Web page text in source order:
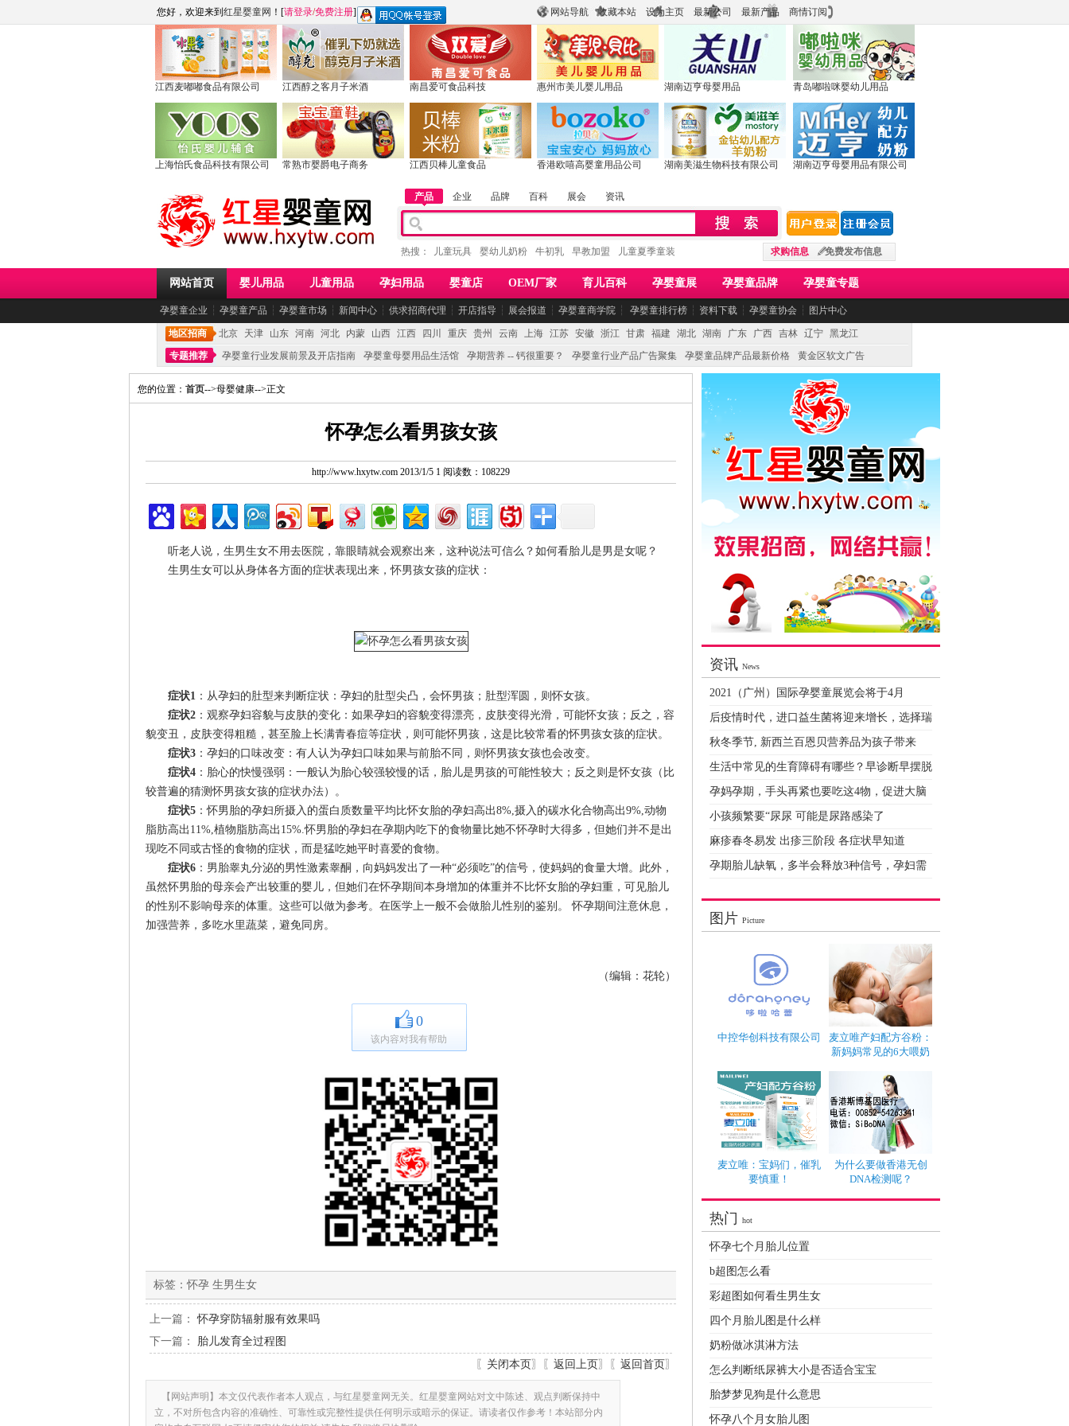
网站导航 收藏本站 设为主页 最新公司 最新产品 商情订阅
您好，欢迎来到 红星婴童网 ！[请登录/免费注册]
江西麦嘟嘟食品有限公司 江西醇之客月子米酒 南昌爱可食品科技 惠州市美儿婴儿用品 湖南迈亨母婴用品 青岛嘟啦咪婴幼儿用品
上海怡氏食品科技有限公司 常熟市婴爵电子商务 江西贝棒儿童食品 香港欧嘻高婴童用品公司 湖南美滋生物科技有限公司 湖南迈亨母婴用品有限公司
产品 企业 品牌 百科 展会 资讯
求购信息 免费发布信息
热搜： 儿童玩具 婴幼儿奶粉 牛初乳 早教加盟 儿童夏季童装
网站首页 婴儿用品 儿童用品 孕妇用品 婴童店 OEM厂家 育儿百科 孕婴童展 孕婴童品牌 孕婴童专题
孕婴童企业 ┆ 孕婴童产品 ┆ 孕婴童市场 ┆ 新闻中心 ┆ 供求招商代理 ┆ 开店指导 ┆ 展会报道 ┆ 孕婴童商学院 ┆ 孕婴童排行榜 ┆ 资料下载 ┆ 孕婴童协会 ┆ 图片中心
地区招商 北京 天津 山东 河南 河北 内蒙 山西 江西 四川 重庆 贵州 云南 上海 江苏 安徽 浙江 甘肃 福建 湖北 湖南 广东 广西 吉林 辽宁 黑龙江
专题推荐
孕婴童行业发展前景及开店指南 孕婴童母婴用品生活馆 孕期营养 -- 钙很重要？ 孕婴童行业产品广告聚集 孕婴童品牌产品最新价格 黄金区软文广告
您的位置： 首页-->母婴健康-->正文
怀孕怎么看男孩女孩
http://www.hxytw.com 2013/1/5 1 阅读数：108229
听老人说，生男生女不用去医院，靠眼睛就会观察出来，这种说法可信么？如何看胎儿是男是女呢？
生男生女可以从身体各方面的症状表现出来，怀男孩女孩的症状：
症状1 ：从孕妇的肚型来判断症状：孕妇的肚型尖凸，会怀男孩；肚型浑圆，则怀女孩。
症状2 ：观察孕妇容貌与皮肤的变化：如果孕妇的容貌变得漂亮，皮肤变得光滑，可能怀女孩；反之，容
貌变丑，皮肤变得粗糙，甚至脸上长满青春痘等症状，则可能怀男孩，这是比较常看的怀男孩女孩的症状。
症状3 ：孕妇的口味改变：有人认为孕妇口味如果与前胎不同，则怀男孩女孩也会改变。
症状4 ：胎心的快慢强弱：一般认为胎心较强较慢的话，胎儿是男孩的可能性较大；反之则是怀女孩（比
较普遍的猜测怀男孩女孩的症状办法）。
症状5 ：怀男胎的孕妇所摄入的蛋白质数量平均比怀女胎的孕妇高出8%,摄入的碳水化合物高出9%,动物
脂肪高出11%,植物脂肪高出15%.怀男胎的孕妇在孕期内吃下的食物量比她不怀孕时大得多，但她们并不是出
现吃不同或古怪的食物的症状，而是猛吃她平时喜爱的食物。
症状6 ：男胎睾丸分泌的男性激素睾酮，向妈妈发出了一种“必须吃”的信号，使妈妈的食量大增。此外，
虽然怀男胎的母亲会产出较重的婴儿，但她们在怀孕期间本身增加的体重并不比怀女胎的孕妇重，可见胎儿
的性别不影响母亲的体重。这些可以做为参考。在医学上一般不会做胎儿性别的鉴别。 怀孕期间注意休息，
加强营养，多吃水里蔬菜，避免同房。
（编辑：花轮）
0
该内容对我有帮助
标签：怀孕 生男生女
上一篇：怀孕穿防辐射服有效果吗
下一篇： 胎儿发育全过程图
〖 关闭本页〗〖 返回上页〗〖 返回首页〗
【网站声明】本文仅代表作者本人观点，与红星婴童网无关。红星婴童网站对文中陈述、观点判断保持中
立，不对所包含内容的准确性、可靠性或完整性提供任何明示或暗示的保证。请读者仅作参考！本站部分内
资讯 News
2021（广州）国际孕婴童展览会将于4月
后疫情时代，进口益生菌将迎来增长，选择瑞
秋冬季节, 新西兰百恩贝营养品为孩子带来
生活中常见的生育障碍有哪些？早诊断早摆脱
孕妈孕期，手头再紧也要吃这4物，促进大脑
小孩频繁要“尿尿 可能是尿路感染了
麻疹春冬易发 出疹三阶段 各症状早知道
孕期胎儿缺氧，多半会释放3种信号，孕妇需
图片 Picture
中控华创科技有限公司
麦立唯产妇配方谷粉：
新妈妈常见的6大喂奶
麦立唯：宝妈们，催乳
要慎重！
为什么要做香港无创
DNA检测呢？
热门 hot
怀孕七个月胎儿位置
b超图怎么看
彩超图如何看生男生女
四个月胎儿图是什么样
奶粉做冰淇淋方法
怎么判断纸尿裤大小是否适合宝宝
胎梦梦见狗是什么意思
怀孕八个月女胎儿图